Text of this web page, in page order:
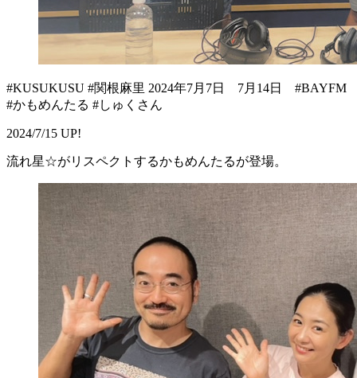
#KUSUKUSU #関根麻里 2024年7月7日 7月14日 #BAYFM
#かもめんたる #しゅくさん
2024/7/15 UP!
流れ星☆がリスペクトするかもめんたるが登場。